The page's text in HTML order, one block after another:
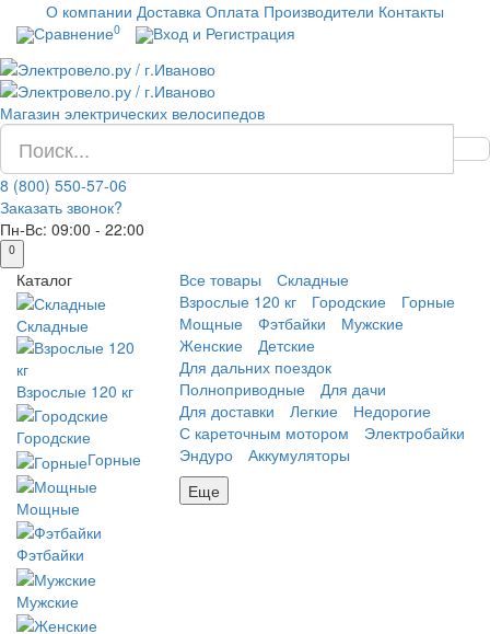
О компании Доставка Оплата Производители Контакты
Сравнение0 Вход и Регистрация
Магазин электрических велосипедов
8 (800) 550-57-06
Заказать звонок?
Пн-Вс: 09:00 - 22:00
0
Каталог
Складные
Взрослые 120 кг
Городские
Горные
Мощные
Фэтбайки
Мужские
Все товары
Складные
Взрослые 120 кг
Городские
Горные
Мощные
Фэтбайки
Мужские
Женские
Детские
Для дальних поездок
Полноприводные
Для дачи
Для доставки
Легкие
Недорогие
С кареточным мотором
Электробайки
Эндуро
Аккумуляторы
Еще